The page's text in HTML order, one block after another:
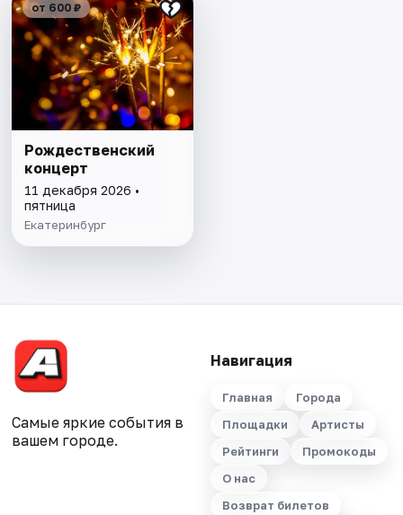
от 600 ₽
Рождественский
концерт
11 декабря 2026 •
пятница
Екатеринбург
Самые яркие события в
вашем городе.
Навигация
Главная
Города
Площадки
Артисты
Рейтинги
Промокоды
О нас
Возврат билетов